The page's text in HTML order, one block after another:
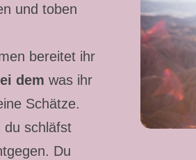
und toben
bereitet ihr
dem was ihr
Schätze.
du schläfst
Du